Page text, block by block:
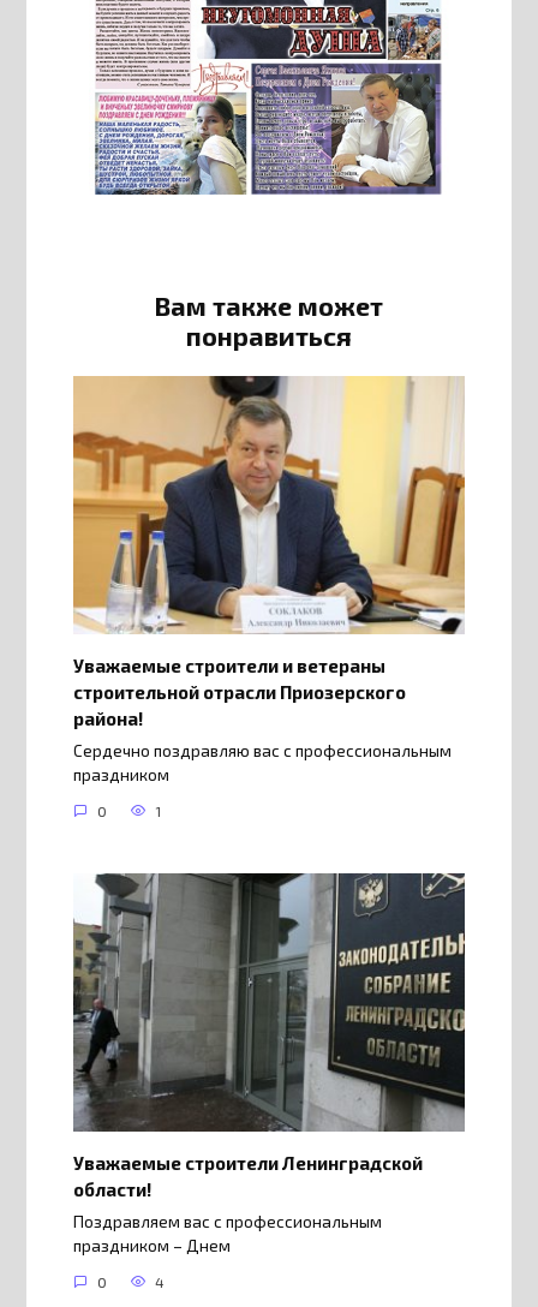
Вам также может
понравиться
Уважаемые строители и ветераны
строительной отрасли Приозерского
района!
Сердечно поздравляю вас с профессиональным
праздником
0 1
Уважаемые строители Ленинградской
области!
Поздравляем вас с профессиональным
праздником – Днем
0 4